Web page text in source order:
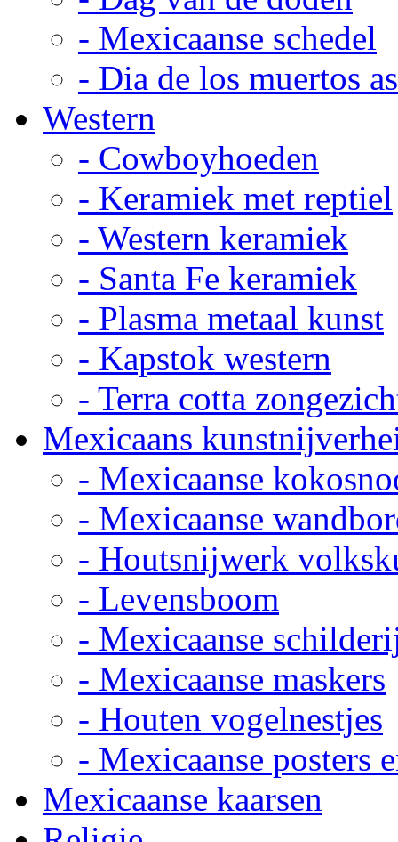
- Mexicaanse schedel
- Dia de los muertos
Western
- Cowboyhoeden
- Keramiek met reptiel
- Western keramiek
- Santa Fe keramiek
- Plasma metaal kunst
- Kapstok western
- Terra cotta
Mexicaans
- Mexicaanse
- Mexicaanse
- Houtsnijwerk
- Levensboom
- Mexicaanse
- Mexicaanse maskers
- Houten vogelnestjes
- Mexicaanse posters
Mexicaanse kaarsen